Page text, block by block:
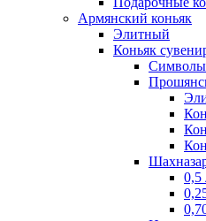
Армянский коньяк
Элитный
Коньяк
Символы
0,5